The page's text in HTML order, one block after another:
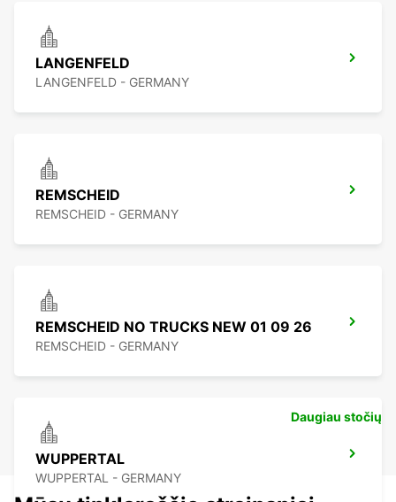
LANGENFELD
LANGENFELD - GERMANY
REMSCHEID
REMSCHEID - GERMANY
REMSCHEID NO TRUCKS NEW 01 09 26
REMSCHEID - GERMANY
WUPPERTAL
WUPPERTAL - GERMANY
Daugiau stočių